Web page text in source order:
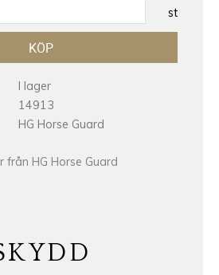
st
KÖP
I lager
14913
HG Horse Guard
HG Horse Guard